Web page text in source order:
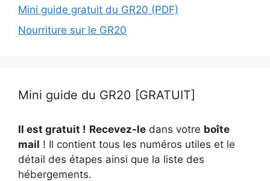
Mini guide gratuit du GR20 (PDF)
Nourriture sur le GR20
Mini guide du GR20 [GRATUIT]
Il est gratuit ! Recevez-le dans votre boîte
mail ! Il contient tous les numéros utiles et le
détail des étapes ainsi que la liste des
hébergements.